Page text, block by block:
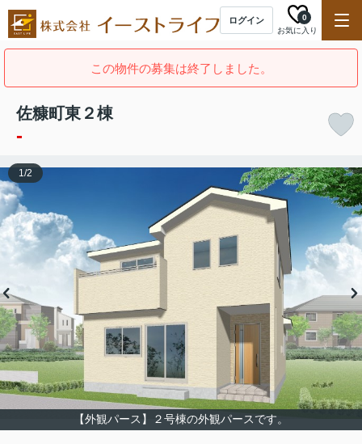
ログイン
お気に入り
0
この物件の募集は終了しました。
佐糠町東２棟
-
【外観パース】２号棟の外観パースです。
1/2